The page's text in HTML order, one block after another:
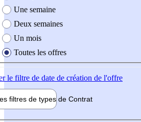
Une semaine
Deux semaines
Un mois
Toutes les offres
le filtre de date de création de l'offre
filtres de types de Contrat